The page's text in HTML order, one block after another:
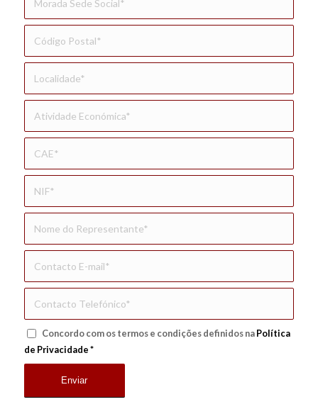
Concordo com os termos e condições definidos naPolítica
de Privacidade*